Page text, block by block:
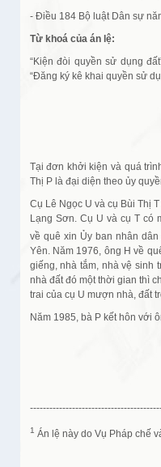
- Điều 184 Bộ luật Dân sự
Từ khoá của án lệ:
“Kiện đòi quyền sử dụng
“Đăng ký kê khai quyền sử
Tại đơn khởi kiện và quá
Thị P là đại diện theo ủy
Cụ Lê Ngọc U và cụ Bùi Thị
Lạng Sơn. Cụ U và cụ T có
về quê xin Ủy ban nhân
Yên. Năm 1976, ông H về
giếng, nhà tắm, nhà vệ sinh
nhà đất đó một thời gian thì
trai của cụ U mượn nhà, đất
Năm 1985, bà P kết hôn với
1 Án lệ này do Vụ Pháp chế